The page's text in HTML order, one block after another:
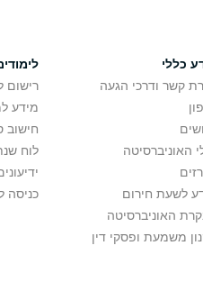
כללי
קשר ודרכי הגעה
האוניברסיטה
לשעת חירום
האוניברסיטה
משמעת ופסקי דין
רישום
מידע
חישוב
לוח
כניסה